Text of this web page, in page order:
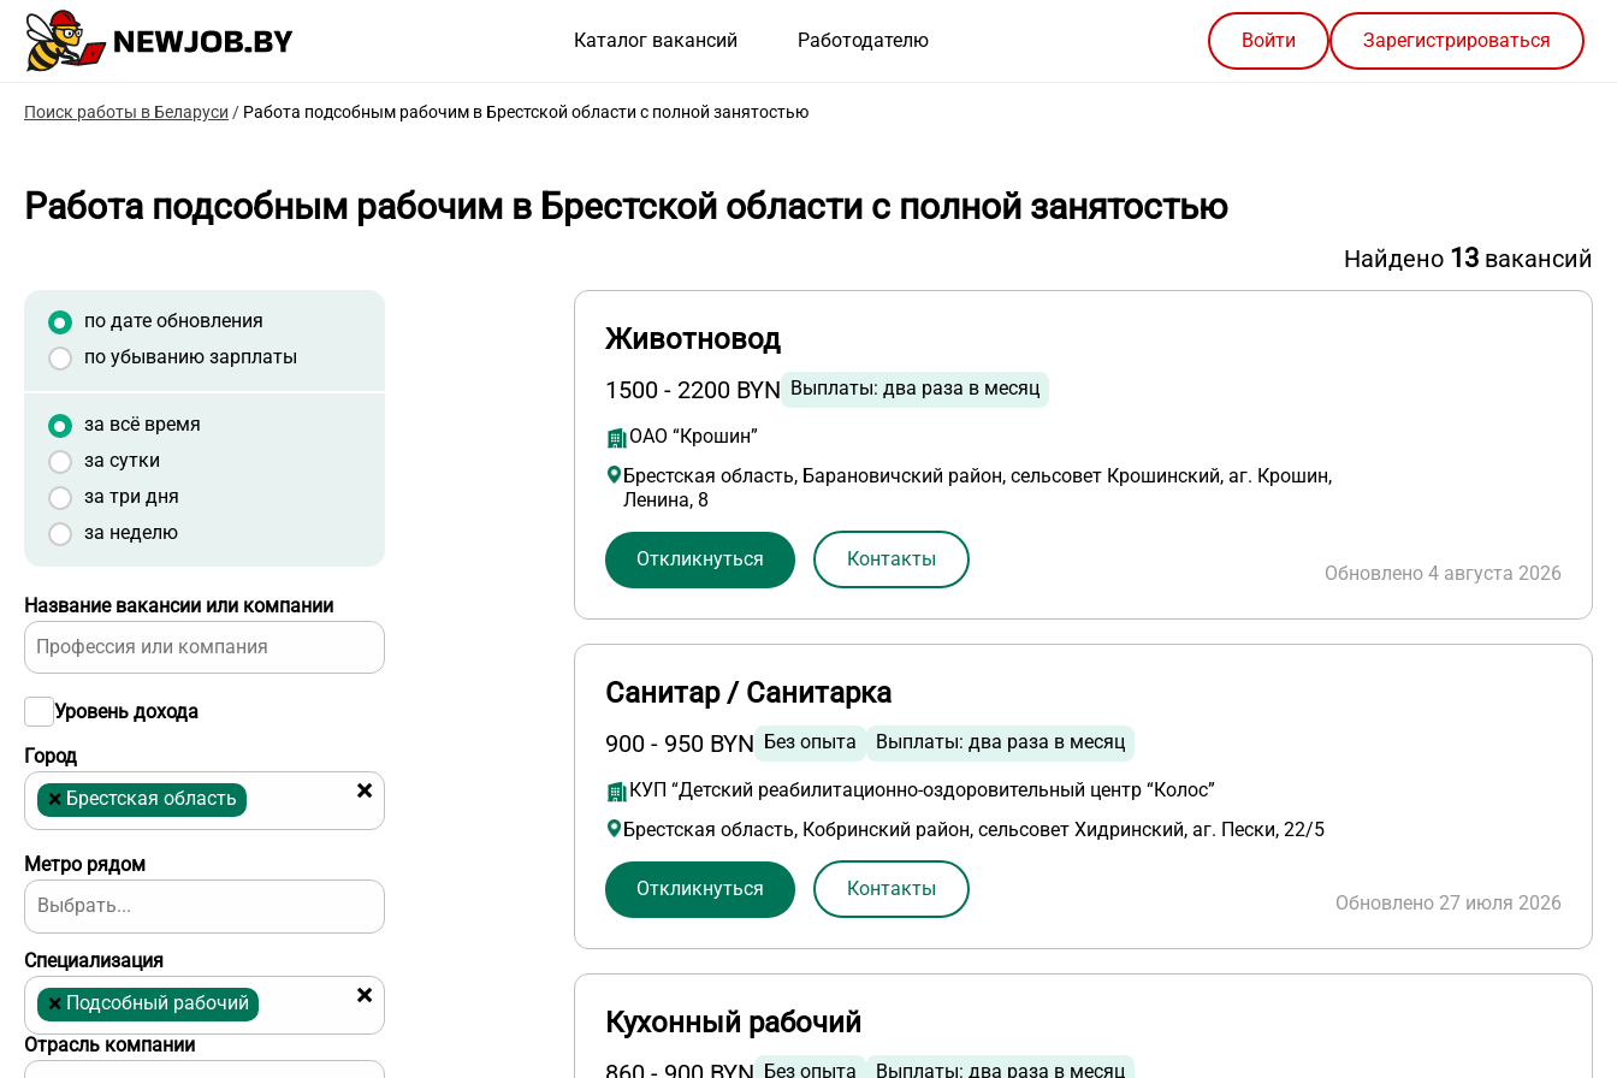
Каталог вакансий Работодателю Войти Зарегистрироваться
Поиск работы в Беларуси / Работа подсобным рабочим в Брестской области с полной занятостью
Работа подсобным рабочим в Брестской области с полной занятостью
Отрасль компании
Название вакансии или компании
Город
×
× Брестская область
Уровень дохода
Метро рядом
по дате обновления
по убыванию зарплаты
за всё время
за сутки
за три дня
за неделю
Специализация
×
× Подсобный рабочий
Найдено 13 вакансий
Животновод
1500 - 2200 BYN Выплаты: два раза в месяц
ОАО “Крошин”
Брестская область, Барановичский район, сельсовет Крошинский, аг. Крошин,
Ленина, 8
Обновлено 4 августа 2026
Откликнуться Контакты
Санитар / Санитарка
900 - 950 BYN Без опыта Выплаты: два раза в месяц
КУП “Детский реабилитационно-оздоровительный центр “Колос”
Брестская область, Кобринский район, сельсовет Хидринский, аг. Пески, 22/5
Обновлено 27 июля 2026
Откликнуться Контакты
Кухонный рабочий
Без опыта Выплаты: два раза в месяц